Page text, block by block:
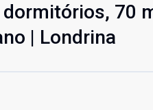
70
| Londrina